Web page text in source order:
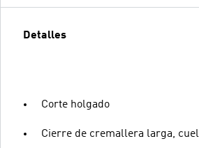
Detalles
Corte holgado
Cierre de cremallera larga,